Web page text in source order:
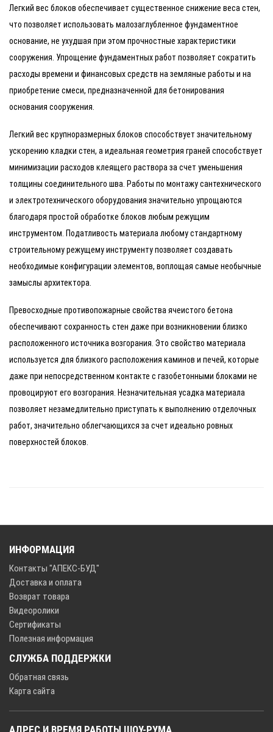
Легкий вес блоков обеспечивает существенное снижение веса стен,
что позволяет использовать малозаглубленное фундаментное
основание, не ухудшая при этом прочностные характеристики
сооружения. Упрощение фундаментных работ позволяет сократить
расходы времени и финансовых средств на земляные работы и на
приобретение смеси, предназначенной для бетонирования
основания сооружения.
Легкий вес крупноразмерных блоков способствует значительному
ускорению кладки стен, а идеальная геометрия граней способствует
минимизации расходов клеящего раствора за счет уменьшения
толщины соединительного шва. Работы по монтажу сантехнического
и электротехнического оборудования значительно упрощаются
благодаря простой обработке блоков любым режущим
инструментом. Податливость материала любому стандартному
строительному режущему инструменту позволяет создавать
необходимые конфигурации элементов, воплощая самые необычные
замыслы архитектора.
Превосходные противопожарные свойства ячеистого бетона
обеспечивают сохранность стен даже при возникновении близко
расположенного источника возгорания. Это свойство материала
используется для близкого расположения каминов и печей, которые
даже при непосредственном контакте с газобетонными блоками не
провоцируют его возгорания. Незначительная усадка материала
позволяет незамедлительно приступать к выполнению отделочных
работ, значительно облегчающихся за счет идеально ровных
поверхностей блоков.
ИНФОРМАЦИЯ
Контакты "АПЕКС-БУД"
Доставка и оплата
Возврат товара
Видеоролики
Сертификаты
Полезная информация
СЛУЖБА ПОДДЕРЖКИ
Обратная связь
Карта сайта
АДРЕС И ВРЕМЯ РАБОТЫ ШОУ-РУМА